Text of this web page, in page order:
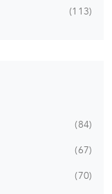
113
84
67
70